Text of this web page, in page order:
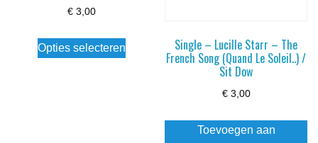
€ 3,00
Opties selecteren
Dit
product
Single – Lucille Starr – The
French Song (Quand Le Soleil..) /
Sit Dow
€3,00
Toevoegen aan